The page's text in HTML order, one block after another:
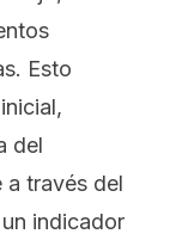
Esto
del
a través del
indicador